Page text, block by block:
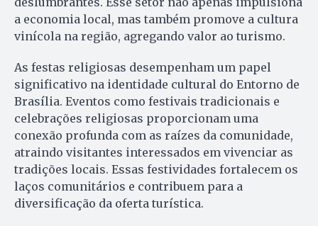
a economia local, mas também promove a cultura
vinícola na região, agregando valor ao turismo.
As festas religiosas desempenham um papel
significativo na identidade cultural do Entorno de
Brasília. Eventos como festivais tradicionais e
celebrações religiosas proporcionam uma
conexão profunda com as raízes da comunidade,
atraindo visitantes interessados em vivenciar as
tradições locais. Essas festividades fortalecem os
laços comunitários e contribuem para a
diversificação da oferta turística.